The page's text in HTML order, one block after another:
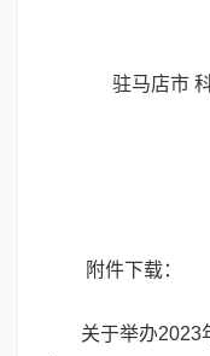
驻马店市
附件下载：
关于举办2023